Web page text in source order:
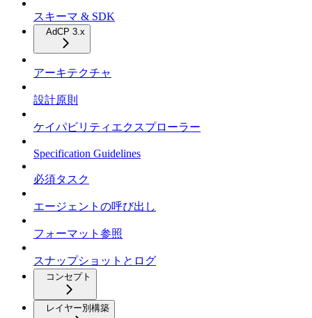
スキーマ & SDK
AdCP 3.x
アーキテクチャ
設計原則
ケイパビリティエクスプローラー
Specification Guidelines
必須タスク
エージェントの呼び出し
フォーマット参照
スナップショットとログ
コンセプト
レイヤー別構築